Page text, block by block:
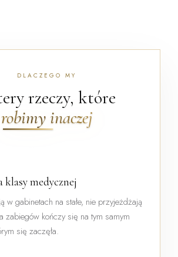
DLACZEGO MY
rzeczy, które
robimy inaczej
klasy medycznej
w gabinetach na stałe, nie przyjeżdżają
zabiegów kończy się na tym samym
się zaczęła.